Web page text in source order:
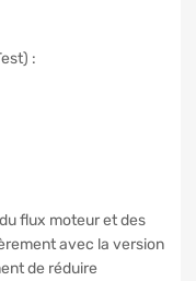
:
flux moteur et des
avec la version
de réduire